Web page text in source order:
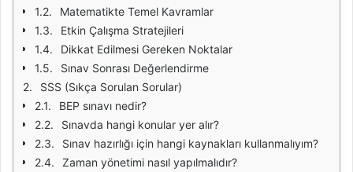
Matematikte Temel Kavramlar
Etkin Çalışma Stratejileri
Dikkat Edilmesi Gereken Noktalar
Sınav Sonrası Değerlendirme
SSS (Sıkça Sorulan Sorular)
BEP sınavı nedir?
Sınavda hangi konular yer alır?
Sınav hazırlığı için hangi kaynakları kullanmalıyım?
Zaman yönetimi nasıl yapılmalıdır?